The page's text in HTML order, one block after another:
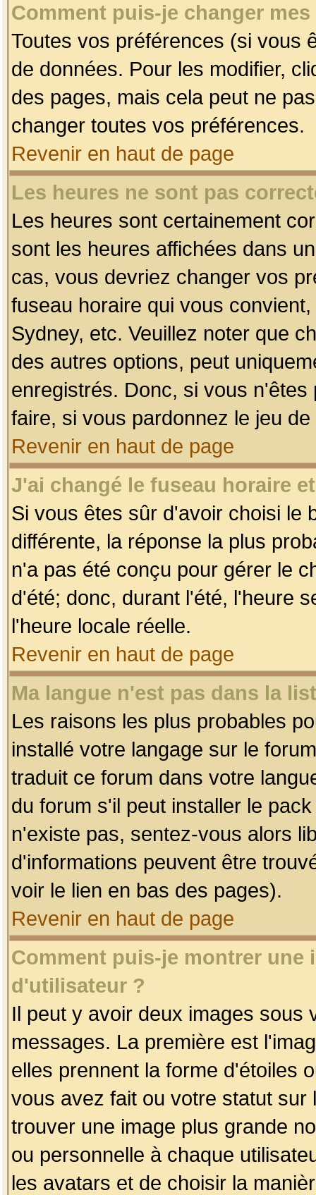
Comment puis-je changer
Toutes vos préférences (si vous
de données. Pour les modifier,
des pages, mais cela peut ne
changer toutes vos préférences.
Revenir en haut de page
Les heures ne sont pas
Les heures sont certainement
sont les heures affichées dans
cas, vous devriez changer vos
fuseau horaire qui vous
Sydney, etc. Veuillez noter que
des autres options, peut
enregistrés. Donc, si vous
faire, si vous pardonnez le jeu
Revenir en haut de page
J'ai changé le fuseau horaire
Si vous êtes sûr d'avoir choisi le
différente, la réponse la plus
n'a pas été conçu pour gérer le
d'été; donc, durant l'été, l'heure
l'heure locale réelle.
Revenir en haut de page
Ma langue n'est pas dans la
Les raisons les plus probables
installé votre langage sur le
traduit ce forum dans votre
du forum s'il peut installer le
n'existe pas, sentez-vous alors
d'informations peuvent être
voir le lien en bas des pages).
Revenir en haut de page
Comment puis-je montrer une
d'utilisateur ?
Il peut y avoir deux images sous
messages. La première est
elles prennent la forme d'étoiles
vous avez fait ou votre statut
trouver une image plus grande
ou personnelle à chaque
les avatars et de choisir la